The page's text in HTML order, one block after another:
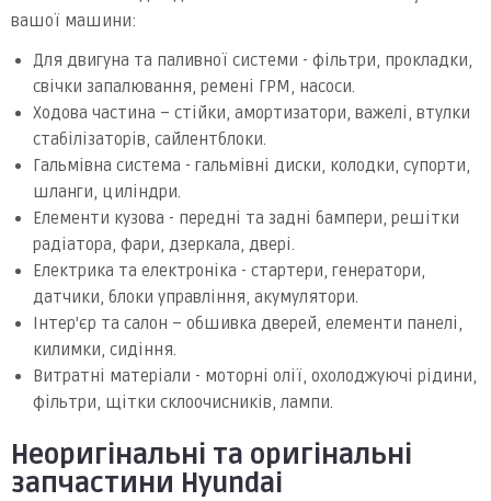
вашої машини:
Для двигуна та паливної системи - фільтри, прокладки,
свічки запалювання, ремені ГРМ, насоси.
Ходова частина – стійки, амортизатори, важелі, втулки
стабілізаторів, сайлентблоки.
Гальмівна система - гальмівні диски, колодки, супорти,
шланги, циліндри.
Елементи кузова - передні та задні бампери, решітки
радіатора, фари, дзеркала, двері.
Електрика та електроніка - стартери, генератори,
датчики, блоки управління, акумулятори.
Інтер'єр та салон – обшивка дверей, елементи панелі,
килимки, сидіння.
Витратні матеріали - моторні олії, охолоджуючі рідини,
фільтри, щітки склоочисників, лампи.
Неоригінальні та оригінальні
запчастини Hyundai